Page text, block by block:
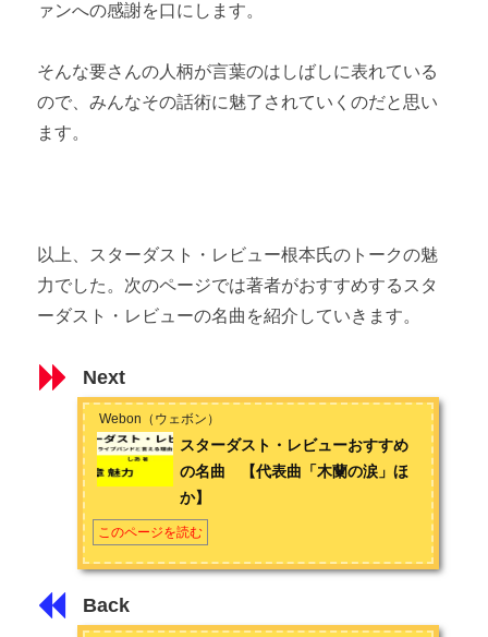
ァンへの感謝を口にします。
そんな要さんの人柄が言葉のはしばしに表れている
ので、みんなその話術に魅了されていくのだと思い
ます。
以上、スターダスト・レビュー根本氏のトークの魅
力でした。次のページでは著者がおすすめするスタ
ーダスト・レビューの名曲を紹介していきます。
Next
Webon（ウェボン）
スターダスト・レビューおすすめ
の名曲 【代表曲「木蘭の涙」ほ
か】
このページを読む
Back